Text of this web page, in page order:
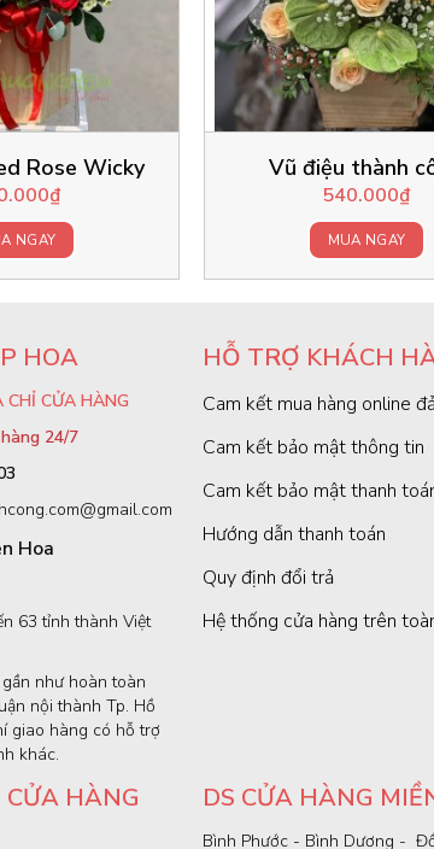
Rose Wicky
₫
NGAY
Vũ điệu thành
540.000₫
MUA NGAY
HOA
CỬA HÀNG
24/7
Hoa
63 tỉnh thành Việt
như hoàn toàn
nội thành Tp. Hồ
giao hàng có hỗ trợ
khác.
HỖ TRỢ KHÁCH
Cam kết mua hàng online
Cam kết bảo mật thông tin
Cam kết bảo mật thanh
Hướng dẫn thanh toán
Quy định đổi trả
Hệ thống cửa hàng trên
HÀNG
DS CỬA HÀNG
Bình Phước - Bình Dương -